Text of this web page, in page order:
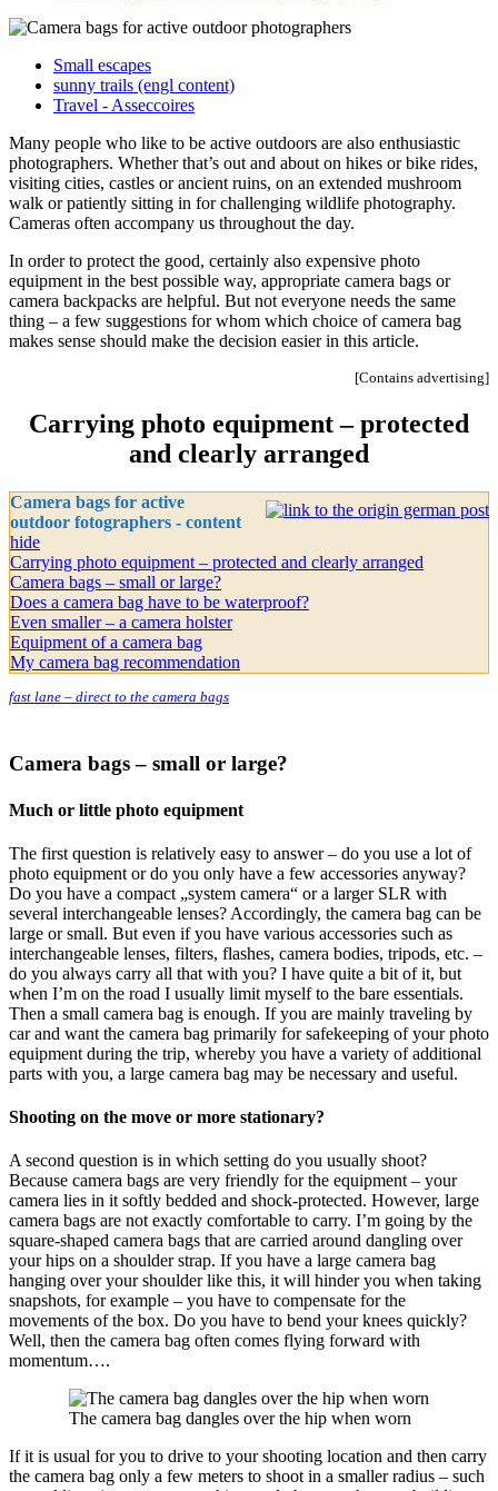
Small escapes
sunny trails (engl content)
Travel - Asseccoires
Many people who like to be active outdoors are also enthusiastic
photographers. Whether that’s out and about on hikes or bike rides,
visiting cities, castles or ancient ruins, on an extended mushroom
walk or patiently sitting in for challenging wildlife photography.
Cameras often accompany us throughout the day.
In order to protect the good, certainly also expensive photo
equipment in the best possible way, appropriate camera bags or
camera backpacks are helpful. But not everyone needs the same
thing – a few suggestions for whom which choice of camera bag
makes sense should make the decision easier in this article.
[Contains advertising]
Carrying photo equipment – protected
and clearly arranged
Camera bags for active
outdoor fotographers - content
hide
Carrying photo equipment – protected and clearly arranged
Camera bags – small or large?
Does a camera bag have to be waterproof?
Even smaller – a camera holster
Equipment of a camera bag
My camera bag recommendation
fast lane – direct to the camera bags
Camera bags – small or large?
Much or little photo equipment
The first question is relatively easy to answer – do you use a lot of
photo equipment or do you only have a few accessories anyway?
Do you have a compact „system camera“ or a larger SLR with
several interchangeable lenses? Accordingly, the camera bag can be
large or small. But even if you have various accessories such as
interchangeable lenses, filters, flashes, camera bodies, tripods, etc. –
do you always carry all that with you? I have quite a bit of it, but
when I’m on the road I usually limit myself to the bare essentials.
Then a small camera bag is enough. If you are mainly traveling by
car and want the camera bag primarily for safekeeping of your photo
equipment during the trip, whereby you have a variety of additional
parts with you, a large camera bag may be necessary and useful.
Shooting on the move or more stationary?
A second question is in which setting do you usually shoot?
Because camera bags are very friendly for the equipment – your
camera lies in it softly bedded and shock-protected. However, large
camera bags are not exactly comfortable to carry. I’m going by the
square-shaped camera bags that are carried around dangling over
your hips on a shoulder strap. If you have a large camera bag
hanging over your shoulder like this, it will hinder you when taking
snapshots, for example – you have to compensate for the
movements of the box. Do you have to bend your knees quickly?
Well, then the camera bag often comes flying forward with
momentum….
The camera bag dangles over the hip when worn
If it is usual for you to drive to your shooting location and then carry
the camera bag only a few meters to shoot in a smaller radius – such